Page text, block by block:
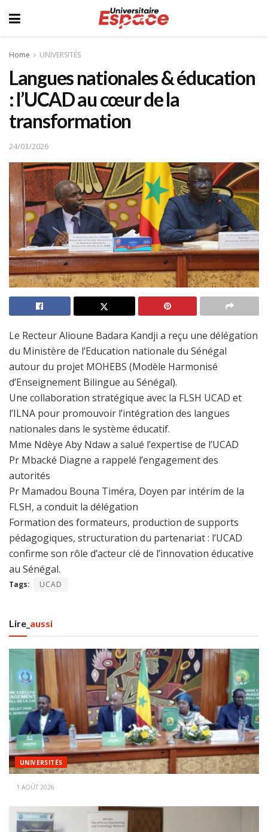
Home UNIVERSITÉS
Langues nationales & éducation
: l’UCAD au cœur de la
transformation
24/03/2026
Le RecteurAlioune Badara Kandji a reçu une délégation
du Ministère de l’Education nationale du Sénégal
autour du projet MOHEBS (Modèle Harmonisé
d’Enseignement Bilingue au Sénégal).
Une collaboration stratégique avec la FLSH UCAD et
l’ILNA pour promouvoir l’intégration des langues
nationales dans le système éducatif.
Mme Ndèye Aby Ndaw a salué l’expertise de l’UCAD
Pr Mbacké Diagne a rappelé l’engagement des
autorités
Pr Mamadou Bouna Timéra, Doyen par intérim de la
FLSH, a conduit la délégation
Formation des formateurs, production de supports
pédagogiques, structuration du partenariat : l’UCAD
confirme son rôle d’acteur clé de l’innovation éducative
au Sénégal.
Tags: UCAD
Lire_ aussi
UNIVERSITÉS
1 AOÛT 2026